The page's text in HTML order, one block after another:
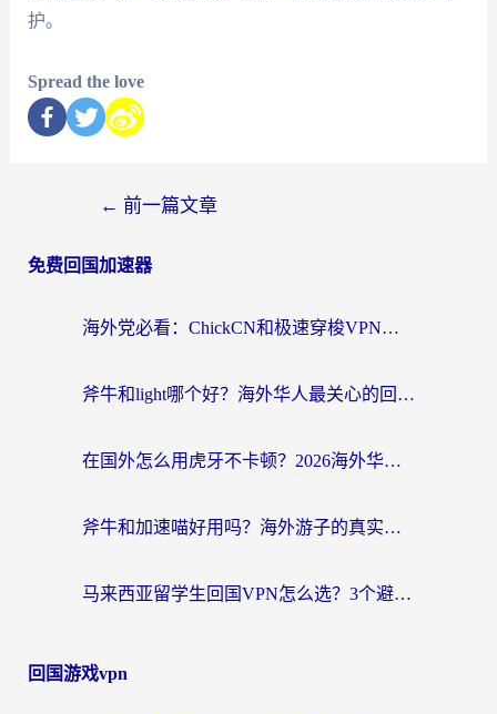
护。
Spread the love
← 前一篇文章
免费回国加速器
海外党必看：ChickCN和极速穿梭VPN好用吗？3招教你选对回国加速器无缝刷国内资源
斧牛和light哪个好？海外华人最关心的回国加速器选择难题，一篇讲透
在国外怎么用虎牙不卡顿？2026海外华人亲测有效的回国加速器选择指南
斧牛和加速喵好用吗？海外游子的真实选择困境
马来西亚留学生回国VPN怎么选？3个避坑点+1款实测好用的加速器推荐
回国游戏vpn